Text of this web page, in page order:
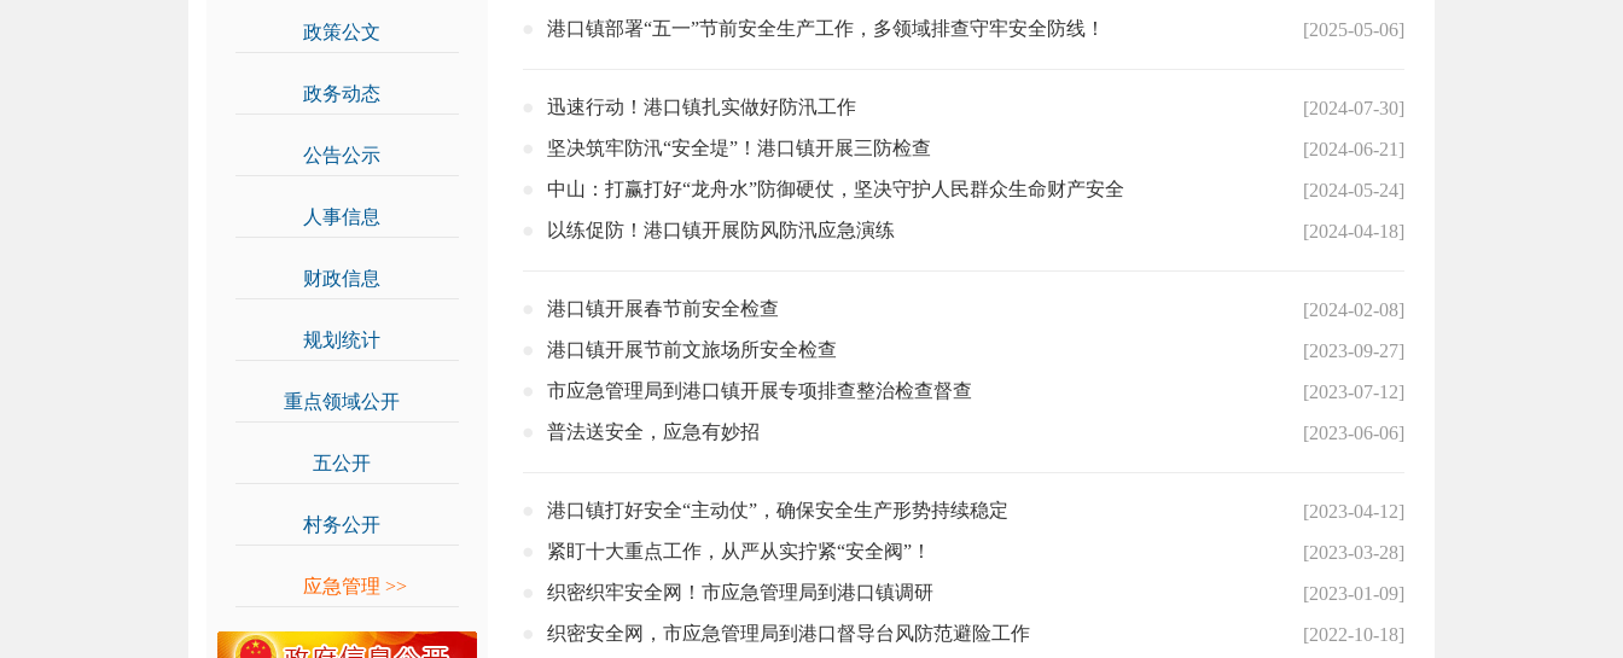
政策公文
政务动态
公告公示
人事信息
财政信息
规划统计
重点领域公开
五公开
村务公开
应急管理 >>
港口镇部署“五一”节前安全生产工作，多领域排查守牢安全防线！
[2025-05-06]
迅速行动！港口镇扎实做好防汛工作
[2024-07-30]
坚决筑牢防汛“安全堤”！港口镇开展三防检查
[2024-06-21]
中山：打赢打好“龙舟水”防御硬仗，坚决守护人民群众生命财产安全
[2024-05-24]
以练促防！港口镇开展防风防汛应急演练
[2024-04-18]
港口镇开展春节前安全检查
[2024-02-08]
港口镇开展节前文旅场所安全检查
[2023-09-27]
市应急管理局到港口镇开展专项排查整治检查督查
[2023-07-12]
普法送安全，应急有妙招
[2023-06-06]
港口镇打好安全“主动仗”，确保安全生产形势持续稳定
[2023-04-12]
紧盯十大重点工作，从严从实拧紧“安全阀”！
[2023-03-28]
织密织牢安全网！市应急管理局到港口镇调研
[2023-01-09]
织密安全网，市应急管理局到港口督导台风防范避险工作
[2022-10-18]